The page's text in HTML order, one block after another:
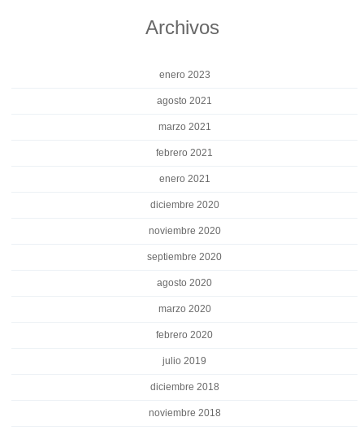
Archivos
enero 2023
agosto 2021
marzo 2021
febrero 2021
enero 2021
diciembre 2020
noviembre 2020
septiembre 2020
agosto 2020
marzo 2020
febrero 2020
julio 2019
diciembre 2018
noviembre 2018